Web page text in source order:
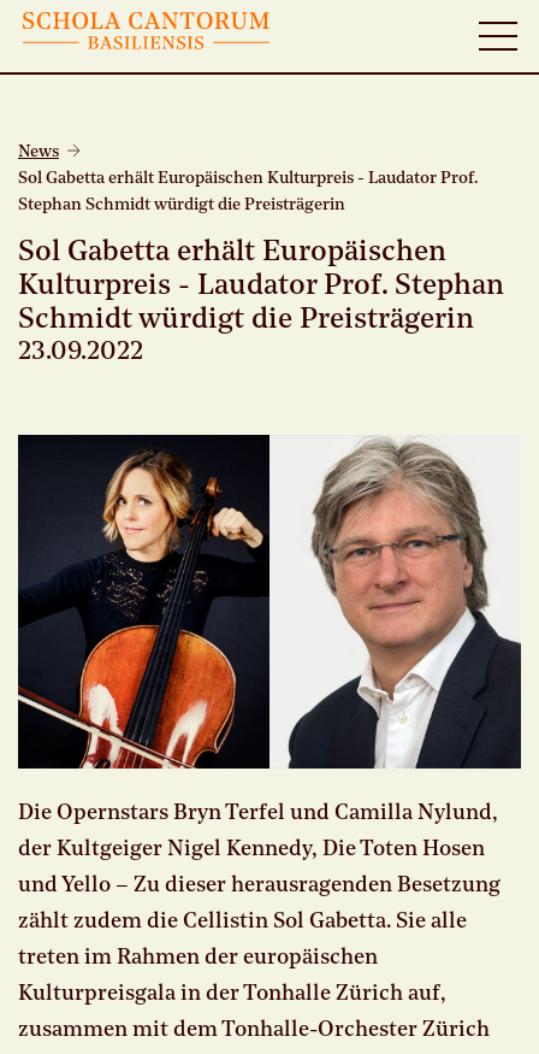
News
Sol Gabetta erhält Europäischen Kulturpreis - Laudator Prof.
Stephan Schmidt würdigt die Preisträgerin
Sol Gabetta erhält Europäischen
Kulturpreis - Laudator Prof. Stephan
Schmidt würdigt die Preisträgerin
23.09.2022
Die Opernstars Bryn Terfel und Camilla Nylund,
der Kultgeiger Nigel Kennedy, Die Toten Hosen
und Yello – Zu dieser herausragenden Besetzung
zählt zudem die Cellistin Sol Gabetta. Sie alle
treten im Rahmen der europäischen
Kulturpreisgala in der Tonhalle Zürich auf,
zusammen mit dem Tonhalle-Orchester Zürich